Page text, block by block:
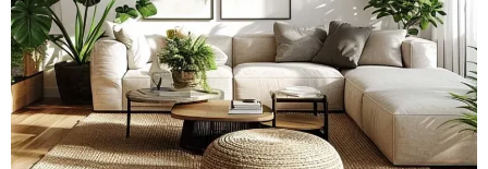
Xưởng in tranh
Xưởng template
Xưởng tranh Mia Home